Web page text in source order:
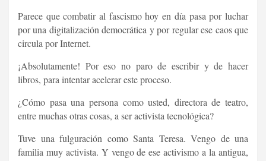
Parece que combatir al fascismo hoy en día pasa por luchar
por una digitalización democrática y por regular ese caos que
circula por Internet.
¡Absolutamente! Por eso no paro de escribir y de hacer
libros, para intentar acelerar este proceso.
¿Cómo pasa una persona como usted, directora de teatro,
entre muchas otras cosas, a ser activista tecnológica?
Tuve una fulguración como Santa Teresa. Vengo de una
familia muy activista. Y vengo de ese activismo a la antigua,